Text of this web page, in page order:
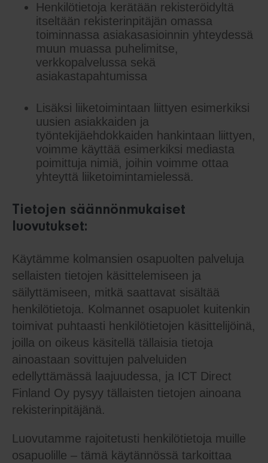
Henkilötietoja kerätään rekisteröidyltä
itseltään rekisterinpitäjän omassa
toiminnassa asiakasasioinnin yhteydessä
muun muassa puhelimitse,
verkkopalvelussa sekä
asiakastapahtumissa
Lisäksi liiketoimintaan liittyen esimerkiksi
uusien asiakkaiden ja
työntekijäehdokkaiden hankintaan liittyen,
voimme käyttää esimerkiksi mediasta
poimittuja nimiä, joihin voimme ottaa
yhteyttä liiketoimintamielessä.
Tietojen säännönmukaiset
luovutukset:
Käytämme kolmansien osapuolten palveluja
sellaisten tietojen käsittelemiseen ja
säilyttämiseen, mitkä saattavat sisältää
henkilötietoja. Kolmannet osapuolet kuitenkin
toimivat puhtaasti henkilötietojen käsittelijöinä,
joilla on oikeus käsitellä tällaisia tietoja
ainoastaan sovittujen palveluiden
edellyttämässä laajuudessa, ja ICT Direct
Finland Oy pysyy tällaisten tietojen ainoana
rekisterinpitäjänä.
Luovutamme rajoitetusti henkilötietoja muille
osapuolille – tämä käytännössä tarkoittaa